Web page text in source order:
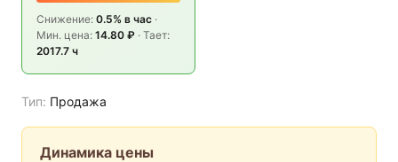
Снижение: 0.5% в час ·
Мин. цена: 14.80 ₽ · Тает:
2017.7 ч
Тип: Продажа
Динамика цены